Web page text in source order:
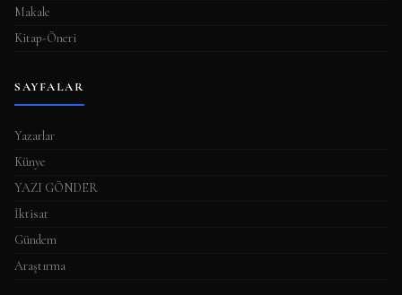
Makale
Kitap-Öneri
SAYFALAR
Yazarlar
Künye
YAZI GÖNDER
İktisat
Gündem
Araştırma